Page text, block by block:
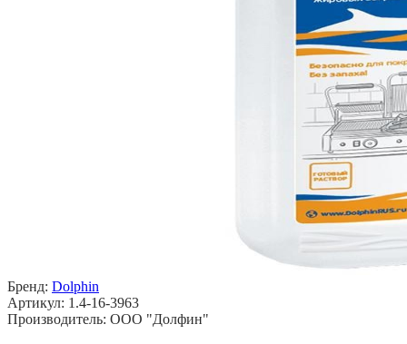
Бренд: Dolphin
Артикул: 1.4-16-3963
Производитель: ООО "Долфин"